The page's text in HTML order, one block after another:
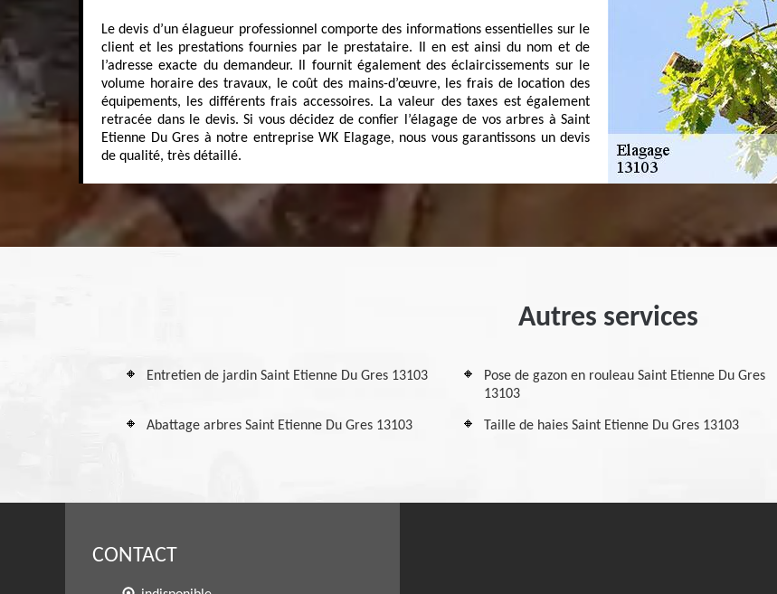
Le devis d’un élagueur professionnel comporte des informations essentielles sur le
client et les prestations fournies par le prestataire. Il en est ainsi du nom et de
l’adresse exacte du demandeur. Il fournit également des éclaircissements sur le
volume horaire des travaux, le coût des mains-d’œuvre, les frais de location des
équipements, les différents frais accessoires. La valeur des taxes est également
retracée dans le devis. Si vous décidez de confier l’élagage de vos arbres à Saint
Etienne Du Gres à notre entreprise WK Elagage, nous vous garantissons un devis
de qualité, très détaillé.
Autres services
Entretien de jardin Saint Etienne Du Gres 13103
Pose de gazon en rouleau Saint Etienne Du Gres
13103
Abattage arbres Saint Etienne Du Gres 13103 Taille de haies Saint Etienne Du Gres 13103
CONTACT